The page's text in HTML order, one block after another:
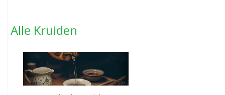
Alle Kruiden